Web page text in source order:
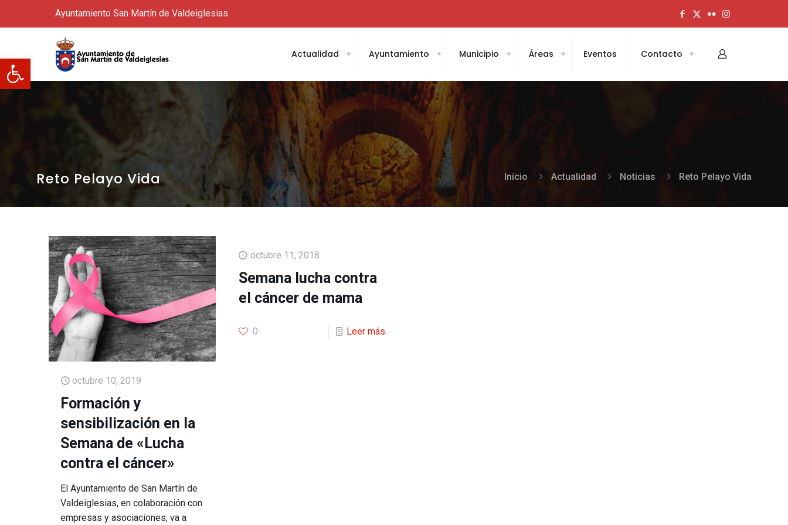
Abrir barra de herramientas
Ayuntamiento San Martín de Valdeiglesias
Actualidad Ayuntamiento Municipio Áreas Eventos Contacto
Reto Pelayo Vida Inicio Actualidad Noticias Reto Pelayo Vida
octubre 10, 2019
Formación y
sensibilización en la
Semana de «Lucha
contra el cáncer»
El Ayuntamiento de San Martín de
Valdeiglesias, en colaboración con
empresas y asociaciones, va a
octubre 11, 2018
Semana lucha contra
el cáncer de mama
0 Leer más